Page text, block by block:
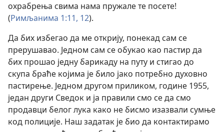
охрабрења свима нама пружале те посете!
(Римљанима 1:11, 12).
Да бих избегао да ме открију, понекад сам се
прерушавао. Једном сам се обукао као пастир да
бих прошао једну барикаду на путу и стигао до
скупа браће којима је било јако потребно духовно
пастирење. Једном другом приликом, године 1955,
један други Сведок и ја правили смо се да смо
продавци белог лука како не бисмо изазвали сумње
код полиције. Наш задатак је био да контактирамо